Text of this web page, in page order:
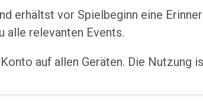
erhältst vor Spielbeginn eine
alle relevanten Events.
auf allen Geräten. Die Nutzung